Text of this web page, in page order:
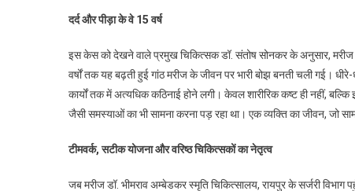
दर्द और पीड़ा के वे 15 वर्ष
इस केस को देखने वाले प्रमुख चिकित्सक डॉ. संतोष सोनकर के अनुसार, मरीज
वर्षों तक यह बढ़ती हुई गांठ मरीज के जीवन पर भारी बोझ बनती चली गई।
कार्यों तक में अत्यधिक कठिनाई होने लगी। केवल शारीरिक कष्ट ही नहीं,
जैसी समस्याओं का भी सामना करना पड़ रहा था। एक व्यक्ति का जीवन, जो
टीमवर्क, सटीक योजना और वरिष्ठ चिकित्सकों का नेतृत्व
जब मरीज डॉ. भीमराव अम्बेडकर स्मृति चिकित्सालय, रायपुर के सर्जरी